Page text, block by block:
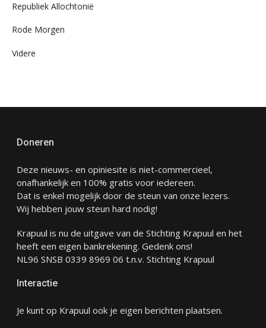
Republiek Allochtonië
Rode Morgen
Videre
Doneren
Deze nieuws- en opiniesite is niet-commercieel,
onafhankelijk en 100% gratis voor iedereen.
Dat is enkel mogelijk door de steun van onze lezers.
Wij hebben jouw steun hard nodig!
Krapuul is nu de uitgave van de Stichting Krapuul en het
heeft een eigen bankrekening. Gedenk ons!
NL96 SNSB 0339 8969 06 t.n.v. Stichting Krapuul
Interactie
Je kunt op Krapuul ook je eigen berichten plaatsen.